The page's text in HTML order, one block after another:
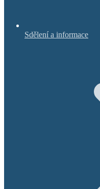
Sdělení a informace